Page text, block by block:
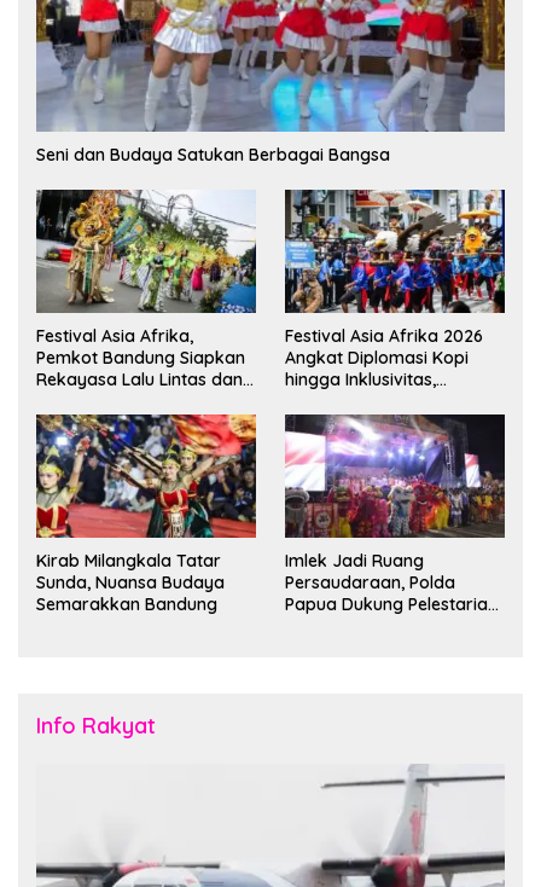
Seni dan Budaya Satukan Berbagai Bangsa
Festival Asia Afrika,
Pemkot Bandung Siapkan
Rekayasa Lalu Lintas dan
Festival Asia Afrika 2026
Angkat Diplomasi Kopi
hingga Inklusivitas,
Duta Besar
Kirab Milangkala Tatar
Sunda, Nuansa Budaya
Semarakkan Bandung
Imlek Jadi Ruang
Persaudaraan, Polda
Papua Dukung Pelestarian
Info Rakyat